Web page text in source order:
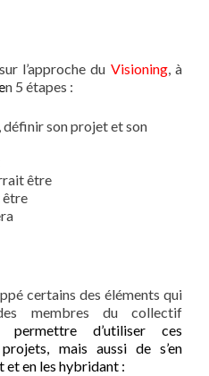
l’approche du Visioning, à
n 5 étapes :
définir son projet et son
être
être
certains des éléments qui
membres du collectif
d’utiliser ces
mais aussi de s’en
et en les hybridant :